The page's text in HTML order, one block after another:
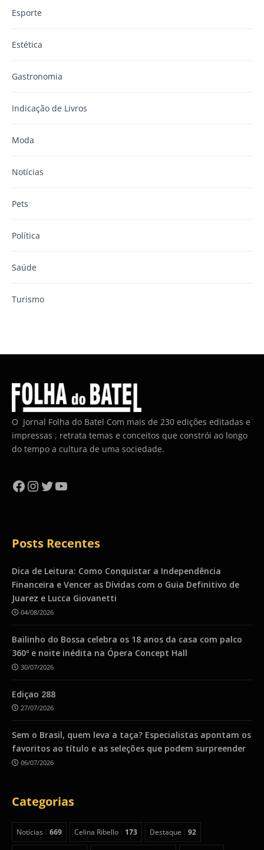
Esporte
Estética
Gastronomia
Indicação de Livros
Moda
Notícias
Pets
Política
Saúde
Turismo
O Jornal Folha do Batel Com mais de 230 edições editadas e
impressas , retrata temas e conceitos que constrói ao longo
do tempo a cultura de uma sociedade.
Facebook
Instagram
Twitter
YouTube
Posts Recentes
Dica de Leitura: Como Conquistar a Independência
Financeira e Vencer as Dívidas com o Guia Definitivo de
Juarez e Lucca Giovanetti
04/08/2026
Bailinho do Bossa celebra os 18 anos da casa com palco
360º e noite inédita na Ópera Concept Hall
30/07/2026
Ediçao 288
27/07/2026
Sem o Brasil, quem leva a taça? Especialistas apontam os
favoritos ao título e as seleções que podem surpreender
06/07/2026
Categorias
Notícias 669 Celina Ribello 173 Destaque 92